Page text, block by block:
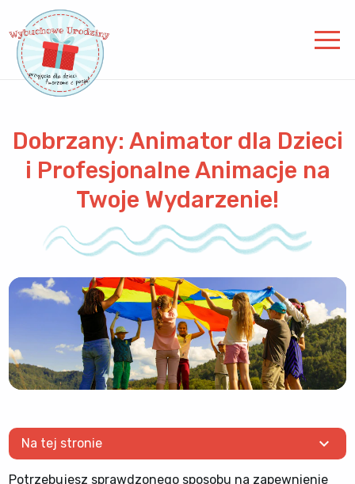
Dobrzany: Animator dla Dzieci
i Profesjonalne Animacje na
Twoje Wydarzenie!
Na tej stronie expand_more
Potrzebujesz sprawdzonego sposobu na zapewnienie